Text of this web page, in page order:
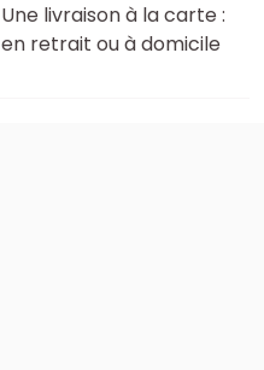
Une livraison à la carte :
en retrait ou à domicile